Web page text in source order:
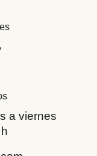
a viernes